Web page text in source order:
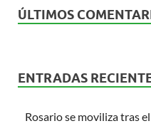
ÚLTIMOS
ENTRADAS
Rosario se moviliza tras